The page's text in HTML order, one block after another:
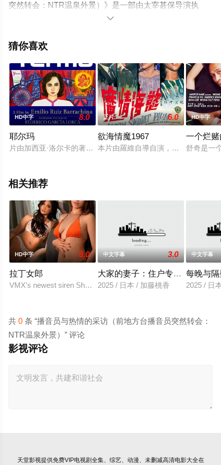
突然转会：NTR温泉外景）》是一部由太宰甚保导演执
导，广濑由里等演员精彩演绎的日本电影，手机免费观看
移步至豆瓣电影、电视猫或剧情网等平台了解。

猜你喜欢
HD中字 8.0
耶尔玛
片由加西亚·洛尔卡的著作改编，奥斯卡获奖演员米里亚姆·迪
正片 6.0
欲海情魔1967
本片由羅維自導自演，胡燕妮、張仲
HD中字
一个烂
舒奇是一
相关推荐
HD中字 8.0
拉丁女郎
VMX's newest siren Shalanie De Vera and Athena Red sizzle
中文字幕 3.0
大家的妻子：住户专用洞口
2025 / 日本 / 加藤桃香
中文字幕
每晚与
2025 / 日
共 0条 “播音员与热情的采访（前地方台播音员突然转会：
NTR温泉外景）” 评论
影视评论
天堂影视提供免费VIP电视剧全集、综艺、动漫、未删减高清电影大全在